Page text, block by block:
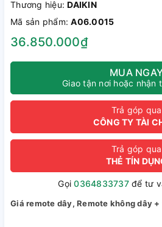
Thương hiệu:DAIKIN
Mã sản phẩm:A06.0015
36.850.000₫
MUA
Giao tận nơi hoặc nhận
Trả góp qua
CÔNG TY TÀI
Trả góp qua
THẺ TÍN
Gọi0364833737để tư
Giá remote dây, Remote không dây